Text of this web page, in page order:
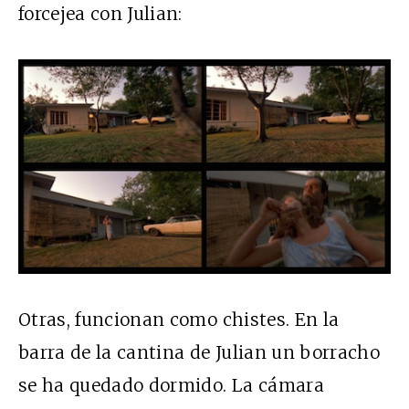
forcejea con Julian:
Otras, funcionan como chistes. En la
barra de la cantina de Julian un borracho
se ha quedado dormido. La cámara